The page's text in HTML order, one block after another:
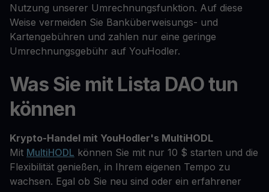
Nutzung unserer Umrechnungsfunktion. Auf diese
Weise vermeiden Sie Banküberweisungs- und
Kartengebühren und zahlen nur eine geringe
Umrechnungsgebühr auf YouHodler.
Was Sie mit Lista DAO tun
können
Krypto-Handel mit YouHodler's MultiHODL
Mit MultiHODL können Sie mit nur 10 $ starten und die
Flexibilität genießen, in Ihrem eigenen Tempo zu
wachsen. Egal ob Sie neu sind oder ein erfahrener